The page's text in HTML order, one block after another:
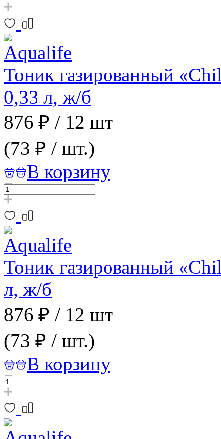
Тоник газированный
0,33 л, ж/б
876 ₽ / 12 шт
(73 ₽ / шт.)
В корзину
Тоник газированный
л, ж/б
876 ₽ / 12 шт
(73 ₽ / шт.)
В корзину